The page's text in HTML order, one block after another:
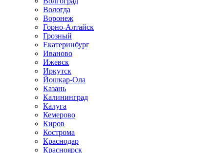
Вологда
Воронеж
Горно-Алтайск
Грозный
Екатеринбург
Иваново
Ижевск
Иркутск
Йошкар-Ола
Казань
Калининград
Калуга
Кемерово
Киров
Кострома
Краснодар
Красноярск